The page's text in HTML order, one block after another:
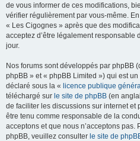
de vous informer de ces modifications,
vérifier régulièrement par vous-même.
« Les Cigognes » après que des
acceptez d’être légalement responsable
jour.
Nos forums sont développés par phpBB
phpBB » et « phpBB Limited ») qui est
déclaré sous la « licence publique
téléchargé sur le site de phpBB (en
de faciliter les discussions sur internet et
être tenu comme responsable de la
acceptons et que nous n’acceptons pas.
phpBB, veuillez consulter le site de